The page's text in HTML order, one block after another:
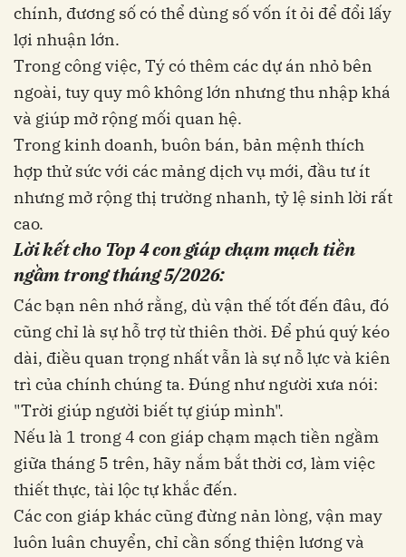
chính, đương số có thể dùng số vốn ít ỏi để đổi lấy
lợi nhuận lớn.
Trong công việc, Tý có thêm các dự án nhỏ bên
ngoài, tuy quy mô không lớn nhưng thu nhập khá
và giúp mở rộng mối quan hệ.
Trong kinh doanh, buôn bán, bản mệnh thích
hợp thử sức với các mảng dịch vụ mới, đầu tư ít
nhưng mở rộng thị trường nhanh, tỷ lệ sinh lời rất
cao.
Lời kết cho Top 4 con giáp chạm mạch tiền
ngầm trong tháng 5/2026:
Các bạn nên nhớ rằng, dù vận thế tốt đến đâu, đó
cũng chỉ là sự hỗ trợ từ thiên thời. Để phú quý kéo
dài, điều quan trọng nhất vẫn là sự nỗ lực và kiên
trì của chính chúng ta. Đúng như người xưa nói:
"Trời giúp người biết tự giúp mình".
Nếu là 1 trong 4 con giáp chạm mạch tiền ngầm
giữa tháng 5 trên, hãy nắm bắt thời cơ, làm việc
thiết thực, tài lộc tự khắc đến.
Các con giáp khác cũng đừng nản lòng, vận may
luôn luân chuyển, chỉ cần sống thiện lương và